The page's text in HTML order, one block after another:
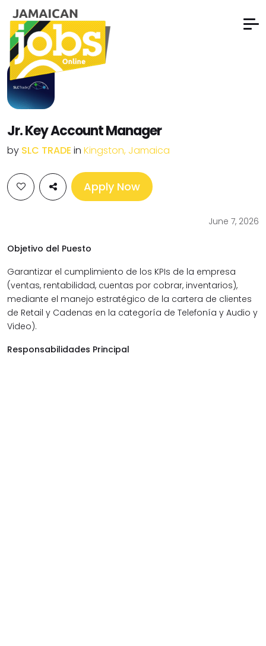
Jr. Key Account Manager
by SLC TRADE in Kingston, Jamaica
Apply Now
June 7, 2026
Objetivo del Puesto
Garantizar el cumplimiento de los KPIs de la empresa
(ventas, rentabilidad, cuentas por cobrar, inventarios),
mediante el manejo estratégico de la cartera de clientes
de Retail y Cadenas en la categoría de Telefonía y Audio y
Video).
Responsabilidades Principal